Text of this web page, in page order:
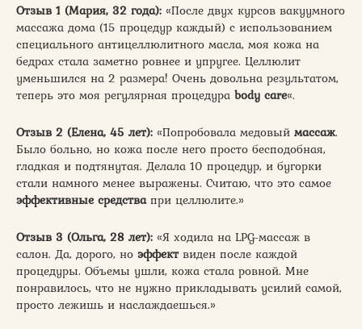
Отзыв 1 (Мария, 32 года): «После двух курсов вакуумного
массажа дома (15 процедур каждый) с использованием
специального антицеллюлитного масла, моя кожа на
бедрах стала заметно ровнее и упругее. Целлюлит
уменьшился на 2 размера! Очень довольна результатом,
теперь это моя регулярная процедура body care«.
Отзыв 2 (Елена, 45 лет): «Попробовала медовый массаж.
Было больно, но кожа после него просто бесподобная,
гладкая и подтянутая. Делала 10 процедур, и бугорки
стали намного менее выражены. Считаю, что это самое
эффективные средствапри целлюлите.»
Отзыв 3 (Ольга, 28 лет): «Я ходила на LPG-массаж в
салон. Да, дорого, но эффект виден после каждой
процедуры. Объемы ушли, кожа стала ровной. Мне
понравилось, что не нужно прикладывать усилий самой,
просто лежишь и наслаждаешься.»